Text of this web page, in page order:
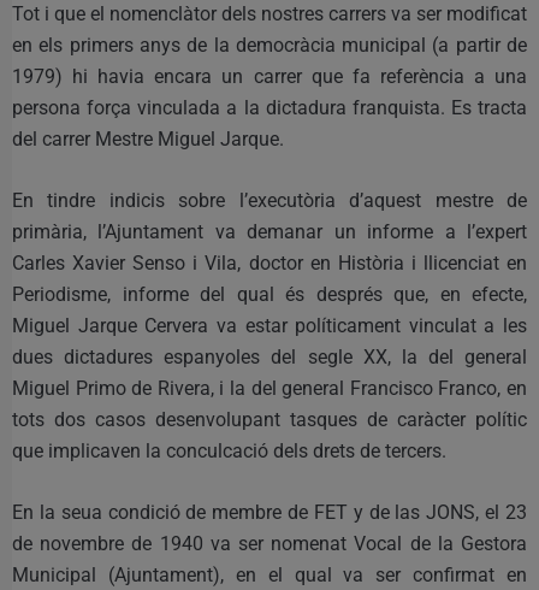
Tot i que el nomenclàtor dels nostres carrers va ser modificat
en els primers anys de la democràcia municipal (a partir de
1979) hi havia encara un carrer que fa referència a una
persona força vinculada a la dictadura franquista. Es tracta
del carrer Mestre Miguel Jarque.
En tindre indicis sobre l’executòria d’aquest mestre de
primària, l’Ajuntament va demanar un informe a l’expert
Carles Xavier Senso i Vila, doctor en Història i llicenciat en
Periodisme, informe del qual és després que, en efecte,
Miguel Jarque Cervera va estar políticament vinculat a les
dues dictadures espanyoles del segle XX, la del general
Miguel Primo de Rivera, i la del general Francisco Franco, en
tots dos casos desenvolupant tasques de caràcter polític
que implicaven la conculcació dels drets de tercers.
En la seua condició de membre de FET y de las JONS, el 23
de novembre de 1940 va ser nomenat Vocal de la Gestora
Municipal (Ajuntament), en el qual va ser confirmat en